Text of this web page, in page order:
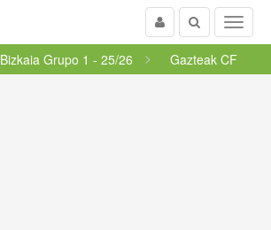
Menu
Buscar
Usuario
Bizkaia Grupo 1 - 25/26 Gazteak CF